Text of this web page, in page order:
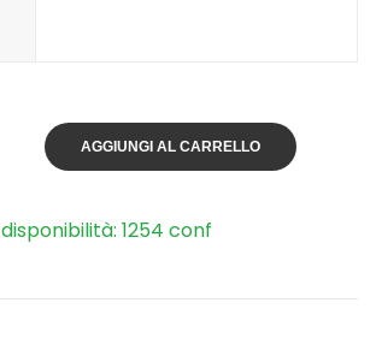
AGGIUNGI AL CARRELLO
disponibilità: 1254 conf